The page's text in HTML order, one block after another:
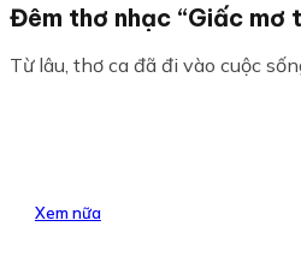
Đêm thơ nhạc “Giấc mơ
Từ lâu, thơ ca đã đi vào cuộc
Xem nữa